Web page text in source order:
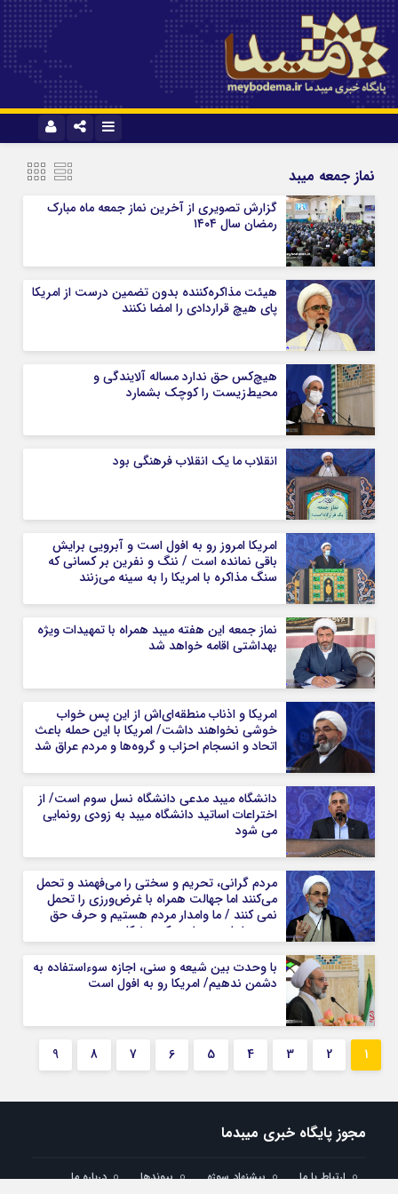
رمز عبور
مرا به خاطر بسپار
نماز جمعه میبد
گزارش تصویری از آخرین نماز جمعه ماه مبارک
رمضان سال ۱۴۰۴
هیئت مذاکره‌کننده بدون تضمین درست از امریکا
پای هیچ قراردادی را امضا نکنند
هیچ‌کس حق ندارد مساله آلایندگی و
محیط‌زیست را کوچک بشمارد
انقلاب ما یک انقلاب فرهنگی بود
امریکا امروز رو به افول است و آبرویی برایش
باقی نمانده است / ننگ و نفرین بر کسانی که
سنگ مذاکره با امریکا را به سینه می‌زنند
نماز جمعه این هفته میبد همراه با تمهیدات ویژه
بهداشتی اقامه خواهد شد
امریکا و اذناب منطقه‌ای‌اش از این پس خواب
خوشی نخواهند داشت/ امریکا با این حمله باعث
اتحاد و انسجام احزاب و گروه‌ها و مردم عراق شد
دانشگاه میبد مدعی دانشگاه نسل سوم است/ از
اختراعات اساتید دانشگاه میبد به زودی رونمایی
می شود
مردم گرانی، تحریم و سختی را می‌فهمند و تحمل
می‌کنند اما جهالت‌ همراه با غرض‌ورزی را تحمل
نمی کنند / ما وامدار مردم هستیم و حرف حق
مردم را باید همراهی کنیم + کلیپ
با وحدت بین شیعه و سنی، اجازه سوءاستفاده به
دشمن ندهیم/ امریکا رو به افول است
1
2
3
4
5
6
7
8
9
مجوز پایگاه خبری میبدما
ارتباط با ما پیشنهاد سوژه پیوندها درباره ما